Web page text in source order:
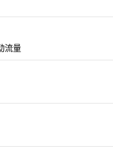
流量